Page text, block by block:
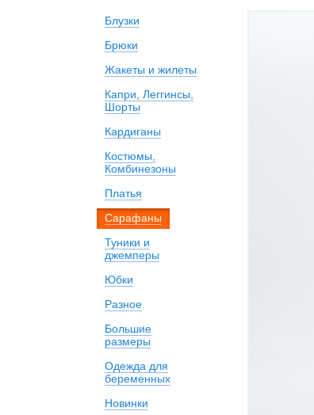
Блузки
Брюки
Жакеты и жилеты
Капри, Леггинсы,
Шорты
Кардиганы
Костюмы,
Комбинезоны
Платья
Сарафаны
Туники и
джемперы
Юбки
Разное
Большие
размеры
Одежда для
беременных
Новинки